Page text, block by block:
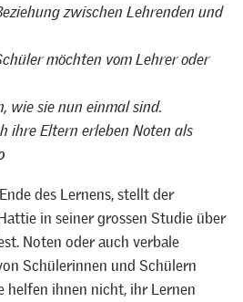
zwischen Lehrenden und
möchten vom Lehrer oder
wie sie nun einmal sind.
ihre Eltern erleben Noten als
des Lernens, stellt der
in seiner grossen Studie über
Noten oder auch verbale
Schülerinnen und Schülern
helfen ihnen nicht, ihr Lernen